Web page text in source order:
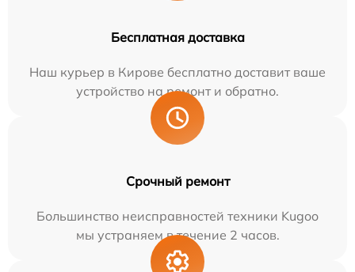
Бесплатная доставка
Наш курьер в Кирове бесплатно доставит ваше
устройство на ремонт и обратно.
Срочный ремонт
Большинство неисправностей техники Kugoo
мы устраняем в течение 2 часов.